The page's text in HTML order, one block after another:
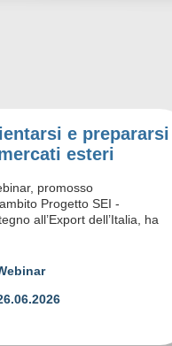
e prepararsi
esteri
promosso
Progetto SEI -
all’Export dell’Italia, ha